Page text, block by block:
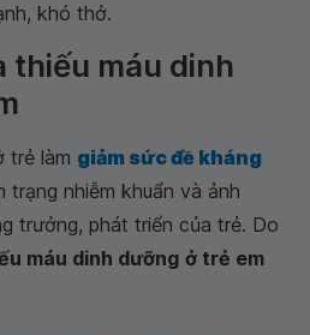
khó thở.
thiếu máu dinh
trẻ làm giảm sức đề kháng
nhiễm khuẩn và ảnh
trưởng, phát triển của trẻ. Do
máu dinh dưỡng ở trẻ em